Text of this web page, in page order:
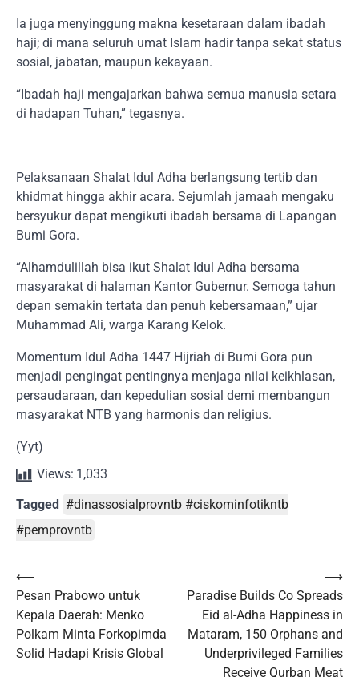
Ia juga menyinggung makna kesetaraan dalam ibadah
haji; di mana seluruh umat Islam hadir tanpa sekat status
sosial, jabatan, maupun kekayaan.
“Ibadah haji mengajarkan bahwa semua manusia setara
di hadapan Tuhan,” tegasnya.
Pelaksanaan Shalat Idul Adha berlangsung tertib dan
khidmat hingga akhir acara. Sejumlah jamaah mengaku
bersyukur dapat mengikuti ibadah bersama di Lapangan
Bumi Gora.
“Alhamdulillah bisa ikut Shalat Idul Adha bersama
masyarakat di halaman Kantor Gubernur. Semoga tahun
depan semakin tertata dan penuh kebersamaan,” ujar
Muhammad Ali, warga Karang Kelok.
Momentum Idul Adha 1447 Hijriah di Bumi Gora pun
menjadi pengingat pentingnya menjaga nilai keikhlasan,
persaudaraan, dan kepedulian sosial demi membangun
masyarakat NTB yang harmonis dan religius.
(Yyt)
Views: 1,033
Tagged #dinassosialprovntb #ciskominfotikntb
#pemprovntb
Post
navigation
⟵
Pesan Prabowo untuk
Kepala Daerah: Menko
Polkam Minta Forkopimda
Solid Hadapi Krisis Global
Paradise Builds Co Spreads
Eid al-Adha Happiness in
Mataram, 150 Orphans and
Underprivileged Families
Receive Qurban Meat
⟶